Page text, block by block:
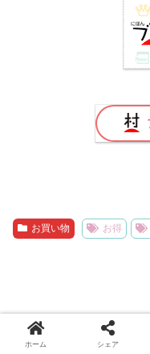
お買い物 お得
ホーム シェア